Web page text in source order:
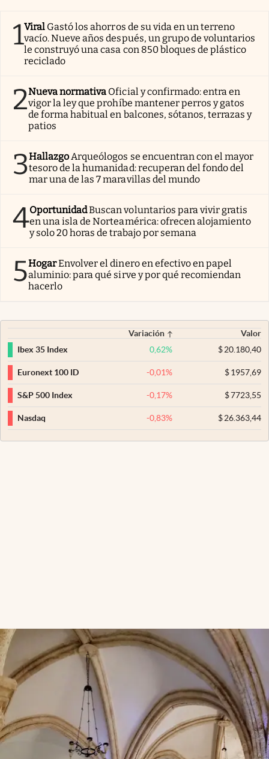
1Viral Gastó los ahorros de su vida en un terreno
vacío. Nueve años después, un grupo de voluntarios
le construyó una casa con 850 bloques de plástico
reciclado
2Nueva normativa Oficial y confirmado: entra en
vigor la ley que prohíbe mantener perros y gatos
de forma habitual en balcones, sótanos, terrazas y
patios
3Hallazgo Arqueólogos se encuentran con el mayor
tesoro de la humanidad: recuperan del fondo del
mar una de las 7 maravillas del mundo
4OportunidadBuscan voluntarios para vivir gratis
en una isla de Norteamérica: ofrecen alojamiento
y solo 20 horas de trabajo por semana
5HogarEnvolver el dinero en efectivo en papel
aluminio: para qué sirve y por qué recomiendan
hacerlo
Variación
Valor
Ibex 35 Index
0,62% $20.180,40
Euronext 100 ID -0,01% $1957,69
S&P 500 Index -0,17% $7723,55
Nasdaq -0,83% $26.363,44